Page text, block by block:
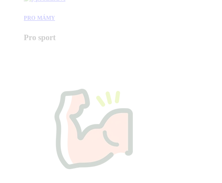
PRO MÁMY
Pro sport